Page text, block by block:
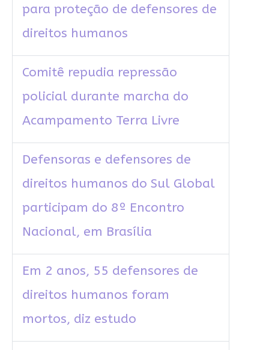
para proteção de defensores de
direitos humanos
Comitê repudia repressão
policial durante marcha do
Acampamento Terra Livre
Defensoras e defensores de
direitos humanos do Sul Global
participam do 8º Encontro
Nacional, em Brasília
Em 2 anos, 55 defensores de
direitos humanos foram
mortos, diz estudo